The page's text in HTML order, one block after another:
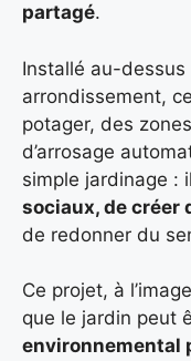
partagé.
Installé au-dessus
arrondissement,
potager, des
d’arrosage
simple jardinage :
sociaux, de créer
de redonner du
Ce projet, à
que le jardin peut
environnemental